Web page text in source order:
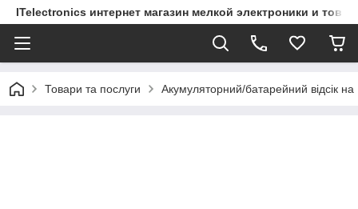
ITelectronics интернет магазин мелкой электроники и
Товари та послуги Акумуляторний/батарейний відсік